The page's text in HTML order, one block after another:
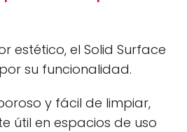
estético, el Solid Surface
su funcionalidad.
y fácil de limpiar,
útil en espacios de uso